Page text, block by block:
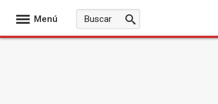
Menú